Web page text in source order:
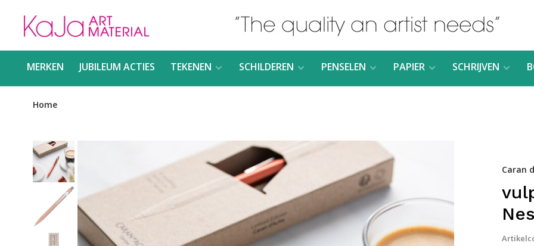
MERKEN JUBILEUM ACTIES TEKENEN SCHILDEREN PENSELEN PAPIER SCHRIJVEN
Home
Caran